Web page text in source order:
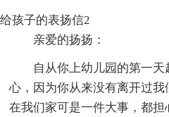
给孩子的表扬信2
亲爱的扬扬：
自从你上幼儿园的第一
心，因为你从来没有离开过
在我们家可是一件大事，都